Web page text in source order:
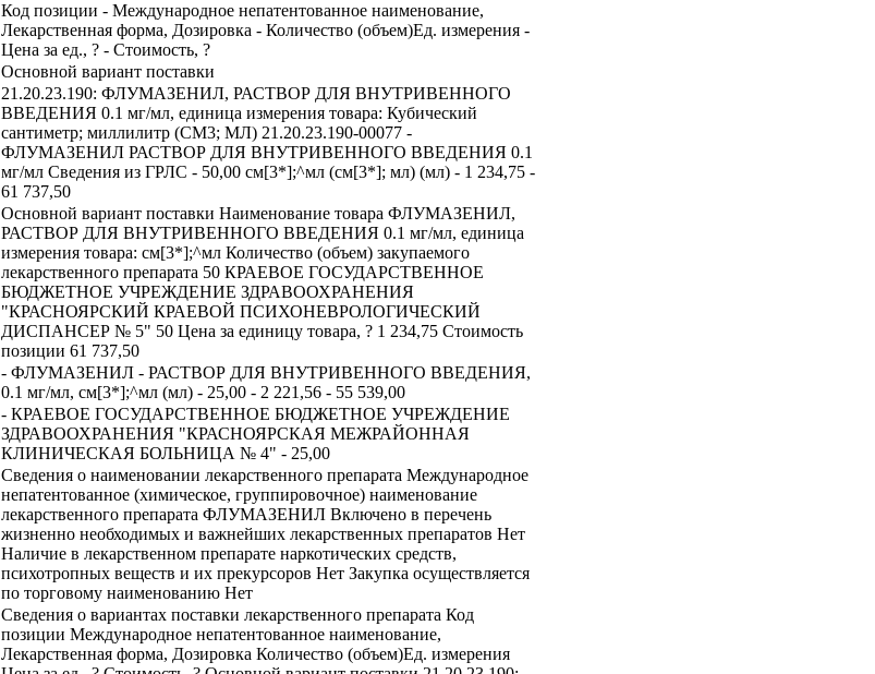
Код позиции - Международное непатентованное наименование,
Лекарственная форма, Дозировка - Количество (объем)Ед. измерения -
Цена за ед., ? - Стоимость, ?
Основной вариант поставки
21.20.23.190: ФЛУМАЗЕНИЛ, РАСТВОР ДЛЯ ВНУТРИВЕННОГО
ВВЕДЕНИЯ 0.1 мг/мл, единица измерения товара: Кубический
сантиметр; миллилитр (СМ3; МЛ) 21.20.23.190-00077 -
ФЛУМАЗЕНИЛ РАСТВОР ДЛЯ ВНУТРИВЕННОГО ВВЕДЕНИЯ 0.1
мг/мл Сведения из ГРЛС - 50,00 см[3*];^мл (см[3*]; мл) (мл) - 1 234,75 -
61 737,50
Основной вариант поставки Наименование товара ФЛУМАЗЕНИЛ,
РАСТВОР ДЛЯ ВНУТРИВЕННОГО ВВЕДЕНИЯ 0.1 мг/мл, единица
измерения товара: см[3*];^мл Количество (объем) закупаемого
лекарственного препарата 50 КРАЕВОЕ ГОСУДАРСТВЕННОЕ
БЮДЖЕТНОЕ УЧРЕЖДЕНИЕ ЗДРАВООХРАНЕНИЯ
"КРАСНОЯРСКИЙ КРАЕВОЙ ПСИХОНЕВРОЛОГИЧЕСКИЙ
ДИСПАНСЕР № 5" 50 Цена за единицу товара, ? 1 234,75 Стоимость
позиции 61 737,50
- ФЛУМАЗЕНИЛ - РАСТВОР ДЛЯ ВНУТРИВЕННОГО ВВЕДЕНИЯ,
0.1 мг/мл, см[3*];^мл (мл) - 25,00 - 2 221,56 - 55 539,00
- КРАЕВОЕ ГОСУДАРСТВЕННОЕ БЮДЖЕТНОЕ УЧРЕЖДЕНИЕ
ЗДРАВООХРАНЕНИЯ "КРАСНОЯРСКАЯ МЕЖРАЙОННАЯ
КЛИНИЧЕСКАЯ БОЛЬНИЦА № 4" - 25,00
Сведения о наименовании лекарственного препарата Международное
непатентованное (химическое, группировочное) наименование
лекарственного препарата ФЛУМАЗЕНИЛ Включено в перечень
жизненно необходимых и важнейших лекарственных препаратов Нет
Наличие в лекарственном препарате наркотических средств,
психотропных веществ и их прекурсоров Нет Закупка осуществляется
по торговому наименованию Нет
Сведения о вариантах поставки лекарственного препарата Код
позиции Международное непатентованное наименование,
Лекарственная форма, Дозировка Количество (объем)Ед. измерения